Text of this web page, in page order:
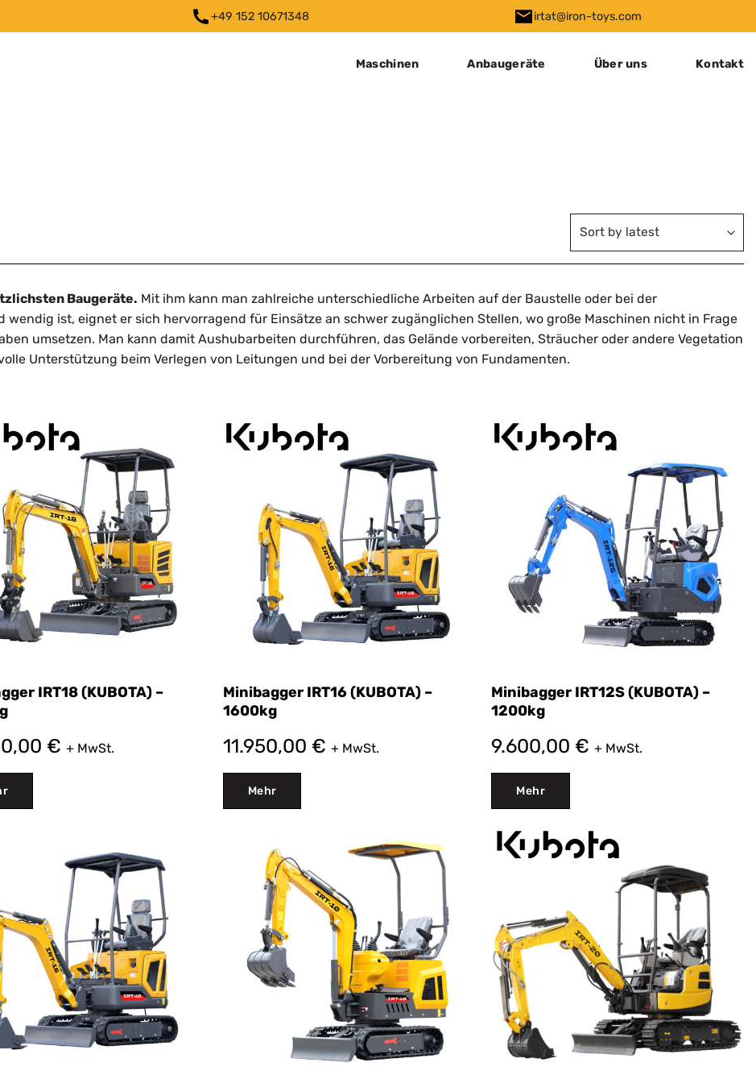
+49 152 10671348‬ irtat@iron-toys.com
Maschinen Anbaugeräte Über uns Kontakt
Baugeräte. Mit ihm kann man zahlreiche unterschiedliche Arbeiten auf der Baustelle oder bei der
wendig ist, eignet er sich hervorragend für Einsätze an schwer zugänglichen Stellen, wo große Maschinen nicht in Frage
umsetzen. Man kann damit Aushubarbeiten durchführen, das Gelände vorbereiten, Sträucher oder andere Vegetation
Unterstützung beim Verlegen von Leitungen und bei der Vorbereitung von Fundamenten.
Hofarbeiten oder kommunale Tätigkeiten, sind perfekte Aufgaben, bei denen Ihnen ein Minibagger
ihrer kompakten Größe können Minibagger außerdem leicht an den gewünschten Einsatzort transportiert werden.
ausgestattet – etwa Schaufeln in unterschiedlichen Größen, Hämmern, hydraulischen Greifern und vielem
vielseitiger, weil er für viele verschiedene Aufgaben eingesetzt werden kann. Genau diese Flexibilität, Wendigkeit und
unverzichtbar machen – sowohl für professionelle Bauunternehmen als auch für private Heimwerker, die bei ihren
IRT18 (KUBOTA) –
€ + MwSt.
Minibagger IRT16 (KUBOTA) –
1600kg
11.950,00 € + MwSt.
Mehr
Minibagger IRT12S (KUBOTA) –
1200kg
9.600,00 € + MwSt.
Mehr